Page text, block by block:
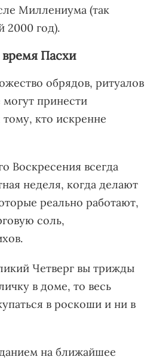
Миллениума (так
2000 год).
Пасхи
обрядов, ритуалов
могут принести
кто искренне
Воскресения всегда
неделя, когда делают
реально работают,
соль,
Четверг вы трижды
в доме, то весь
в роскоши и ни в
на ближайшее